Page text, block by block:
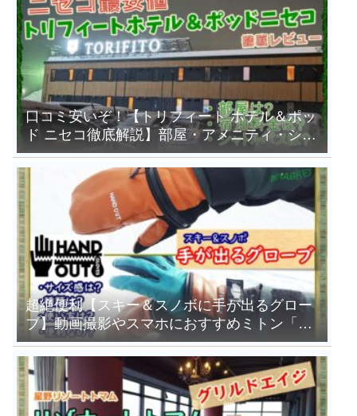
口コミ安いぞ！【トリフィート ホテル＆ポッ
ド ニセコ徹底解説】部屋・アメニティ・シャ
トルバスは？
超絶便利【スキー＆スノボに手が出るグロー
ブ】動画撮影やスマホにおすすめミトン「ハ
ンドアウトグローブ」